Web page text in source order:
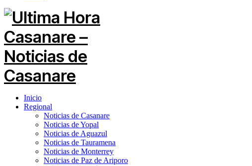
Inicio
Regional
Noticias de Casanare
Noticias de Yopal
Noticias de Aguazul
Noticias de Tauramena
Noticias de Monterrey
Noticias de Paz de Ariporo